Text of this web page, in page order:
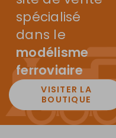
spécialisé
dans le
modélisme
ferroviaire
VISITER LA
BOUTIQUE